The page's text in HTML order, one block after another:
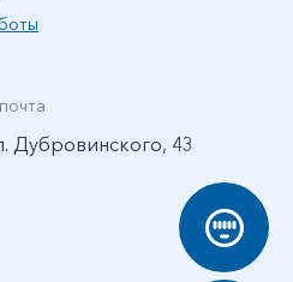
Дубровинского, 43